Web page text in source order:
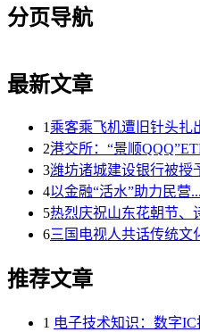
分页导航
最新文章
1乘客乘飞机遭旧针头扎
2港交所：“景顺
3潍坊诸城建设银行被授
4以金融“活水”助力民营...
5热烈庆祝山东花朝节、
6三国电视人共话传统文
推荐文章
1 电子技术知识：数字IC